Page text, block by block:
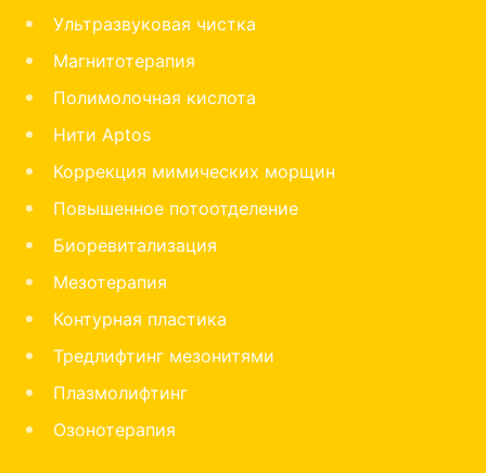
Ультразвуковая чистка
Магнитотерапия
Полимолочная кислота
Нити Aptos
Коррекция мимических морщин
Повышенное потоотделение
Биоревитализация
Мезотерапия
Контурная пластика
Тредлифтинг мезонитями
Плазмолифтинг
Озонотерапия